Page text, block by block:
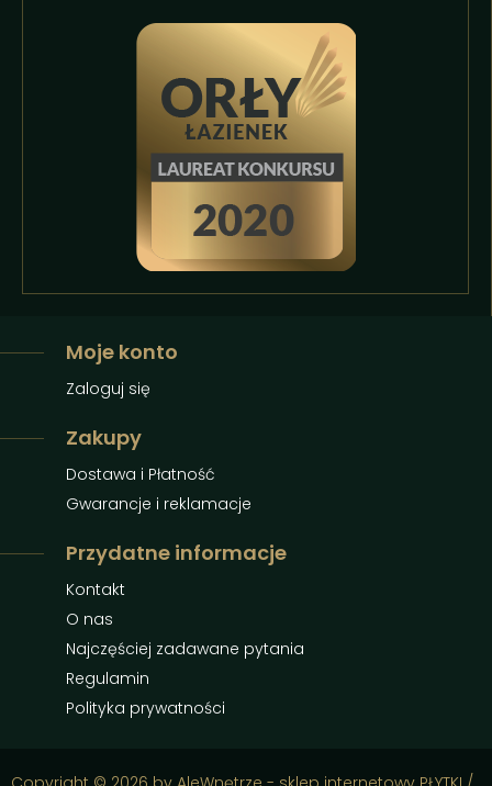
Moje konto
Zaloguj się
Zakupy
Dostawa i Płatność
Gwarancje i reklamacje
Przydatne informacje
Kontakt
O nas
Najczęściej zadawane pytania
Regulamin
Polityka prywatności